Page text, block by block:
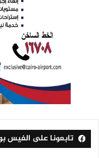
تابعونا على الفيس